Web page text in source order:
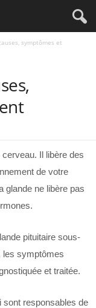
symptômes et
Il libère des
de votre
glande ne libère pas
pituitaire sous-
les symptômes
et traitée.
sont responsables de